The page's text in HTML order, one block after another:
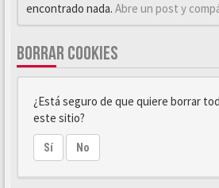
encontrado nada. Abre un post y
BORRAR COOKIES
¿Está seguro de que quiere borrar
este sitio?
Sí No